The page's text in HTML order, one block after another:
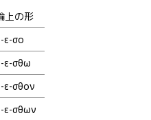
上の形
ε-σο
ε-σθω
ε-σθον
ε-σθων